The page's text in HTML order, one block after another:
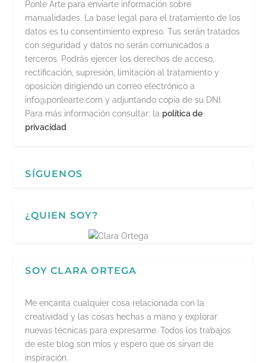
Ponle Arte para enviarte información sobre
manualidades. La base legal para el tratamiento de los
datos es tu consentimiento expreso. Tus serán tratados
con seguridad y datos no serán comunicados a
terceros. Podrás ejercer los derechos de acceso,
rectificación, supresión, limitación al tratamiento y
oposición dirigiendo un correo electrónico a
info@ponlearte.com y adjuntando copia de su DNI.
Para más información consultar: la política de
privacidad
SÍGUENOS
¿QUIEN SOY?
SOY CLARA ORTEGA
Me encanta cualquier cosa relacionada con la
creatividad y las cosas hechas a mano y explorar
nuevas técnicas para expresarme. Todos los trabajos
de este blog son míos y espero que os sirvan de
inspiración.